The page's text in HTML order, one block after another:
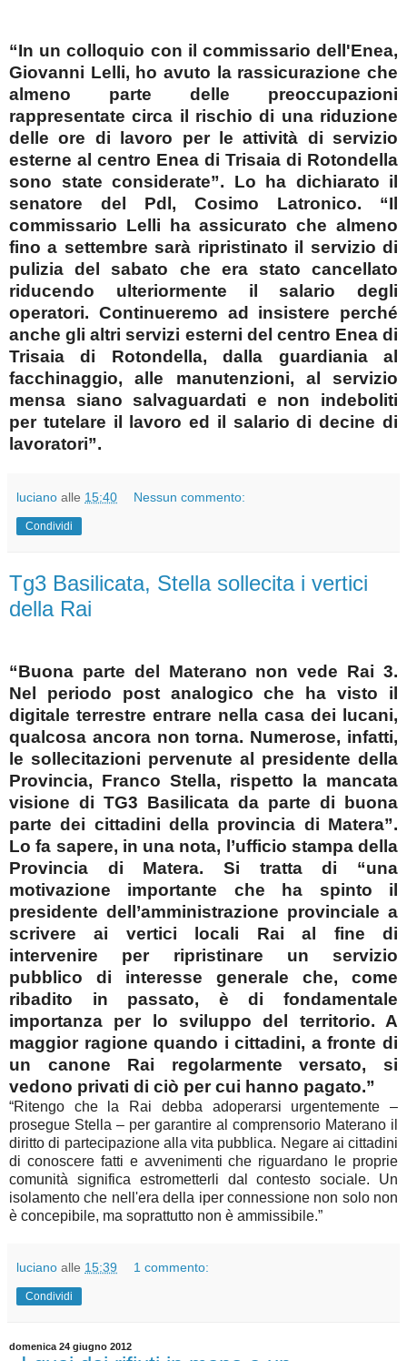
“In un colloquio con il commissario dell'Enea,
Giovanni Lelli, ho avuto la rassicurazione che
almeno parte delle preoccupazioni
rappresentate circa il rischio di una riduzione
delle ore di lavoro per le attività di servizio
esterne al centro Enea di Trisaia di Rotondella
sono state considerate”. Lo ha dichiarato il
senatore del Pdl, Cosimo Latronico. “Il
commissario Lelli ha assicurato che almeno
fino a settembre sarà ripristinato il servizio di
pulizia del sabato che era stato cancellato
riducendo ulteriormente il salario degli
operatori. Continueremo ad insistere perché
anche gli altri servizi esterni del centro Enea di
Trisaia di Rotondella, dalla guardiania al
facchinaggio, alle manutenzioni, al servizio
mensa siano salvaguardati e non indeboliti
per tutelare il lavoro ed il salario di decine di
lavoratori”.
luciano alle 15:40 Nessun commento:
Condividi
Tg3 Basilicata, Stella sollecita i vertici
della Rai
“Buona parte del Materano non vede Rai 3.
Nel periodo post analogico che ha visto il
digitale terrestre entrare nella casa dei lucani,
qualcosa ancora non torna. Numerose, infatti,
le sollecitazioni pervenute al presidente della
Provincia, Franco Stella, rispetto la mancata
visione di TG3 Basilicata da parte di buona
parte dei cittadini della provincia di Matera”.
Lo fa sapere, in una nota, l’ufficio stampa della
Provincia di Matera. Si tratta di “una
motivazione importante che ha spinto il
presidente dell’amministrazione provinciale a
scrivere ai vertici locali Rai al fine di
intervenire per ripristinare un servizio
pubblico di interesse generale che, come
ribadito in passato, è di fondamentale
importanza per lo sviluppo del territorio. A
maggior ragione quando i cittadini, a fronte di
un canone Rai regolarmente versato, si
vedono privati di ciò per cui hanno pagato.”
“Ritengo che la Rai debba adoperarsi urgentemente –
prosegue Stella – per garantire al comprensorio Materano il
diritto di partecipazione alla vita pubblica. Negare ai cittadini
di conoscere fatti e avvenimenti che riguardano le proprie
comunità significa estrometterli dal contesto sociale. Un
isolamento che nell'era della iper connessione non solo non
è concepibile, ma soprattutto non è ammissibile.”
luciano alle 15:39 1 commento:
Condividi
domenica 24 giugno 2012